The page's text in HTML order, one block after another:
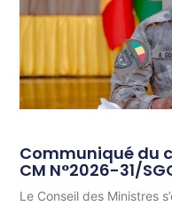
Communiqué du
CM N°2026-31/
Le Conseil des Ministres